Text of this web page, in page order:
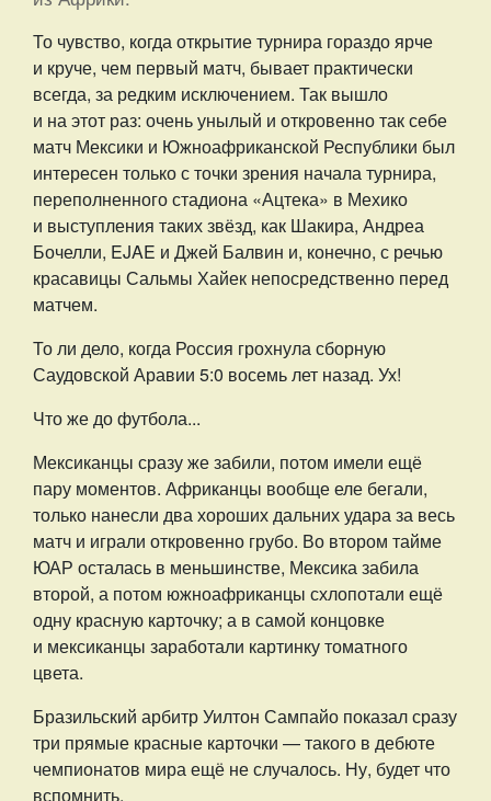
То чувство, когда открытие турнира гораздо ярче
и круче, чем первый матч, бывает практически
всегда, за редким исключением. Так вышло
и на этот раз: очень унылый и откровенно так себе
матч Мексики и Южноафриканской Республики был
интересен только с точки зрения начала турнира,
переполненного стадиона «Ацтека» в Мехико
и выступления таких звёзд, как Шакира, Андреа
Бочелли, EJAE и Джей Балвин и, конечно, с речью
красавицы Сальмы Хайек непосредственно перед
матчем.
То ли дело, когда Россия грохнула сборную
Саудовской Аравии 5:0 восемь лет назад. Ух!
Что же до футбола...
Мексиканцы сразу же забили, потом имели ещё
пару моментов. Африканцы вообще еле бегали,
только нанесли два хороших дальних удара за весь
матч и играли откровенно грубо. Во втором тайме
ЮАР осталась в меньшинстве, Мексика забила
второй, а потом южноафриканцы схлопотали ещё
одну красную карточку; а в самой концовке
и мексиканцы заработали картинку томатного
цвета.
Бразильский арбитр Уилтон Сампайо показал сразу
три прямые красные карточки — такого в дебюте
чемпионатов мира ещё не случалось. Ну, будет что
вспомнить.